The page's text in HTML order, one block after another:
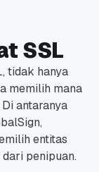
SSL
tidak hanya
memilih mana
antaranya
entitas
penipuan.